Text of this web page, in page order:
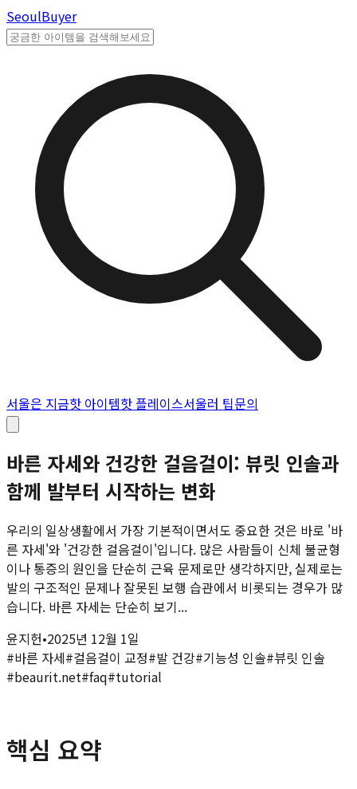
SeoulBuyer
서울은 지금핫 아이템핫 플레이스서울러 팁문의
바른 자세와 건강한 걸음걸이: 뷰릿 인솔과
함께 발부터 시작하는 변화
우리의 일상생활에서 가장 기본적이면서도 중요한 것은 바로 '바
른 자세'와 '건강한 걸음걸이'입니다. 많은 사람들이 신체 불균형
이나 통증의 원인을 단순히 근육 문제로만 생각하지만, 실제로는
발의 구조적인 문제나 잘못된 보행 습관에서 비롯되는 경우가 많
습니다. 바른 자세는 단순히 보기...
윤지헌•2025년 12월 1일
#바른 자세#걸음걸이 교정#발 건강#기능성 인솔#뷰릿 인솔
#beaurit.net#faq#tutorial
핵심 요약